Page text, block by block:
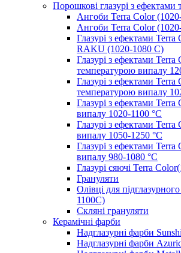
Порошкові глазурі з ефектами
Ангоби Terra Color
Ангоби Terra Color
Глазурі з ефектами Terra
RAKU (1020-1080 С)
Глазурі з ефектами Terra
температурою випалу
Глазурі з ефектами Terra
температурою випалу
Глазурі з ефектами
випалу 1020-1100 °С
Глазурі з ефектами
випалу 1050-1250 °С
Глазурі з ефектами
випалу 980-1080 °С
Глазурі сяючі Terra
Грануляти
Олівці для
1100С)
Скляні грануляти
Керамічні фарби
Надглазурні фарби
Надглазурні фарби